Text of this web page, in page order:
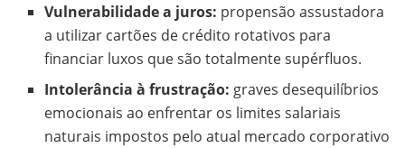
Vulnerabilidade a juros: propensão assustadora
a utilizar cartões de crédito rotativos para
financiar luxos que são totalmente supérfluos.
Intolerância à frustração: graves desequilíbrios
emocionais ao enfrentar os limites salariais
naturais impostos pelo atual mercado corporativo